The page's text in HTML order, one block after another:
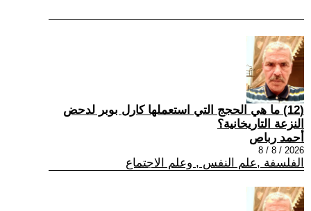
(12) ما هي الحجج التي استعملها كارل بوبر لدحض
النزعة التاريخانية؟
أحمد رباص
2026 / 8 / 8
الفلسفة ,علم النفس , وعلم الاجتماع